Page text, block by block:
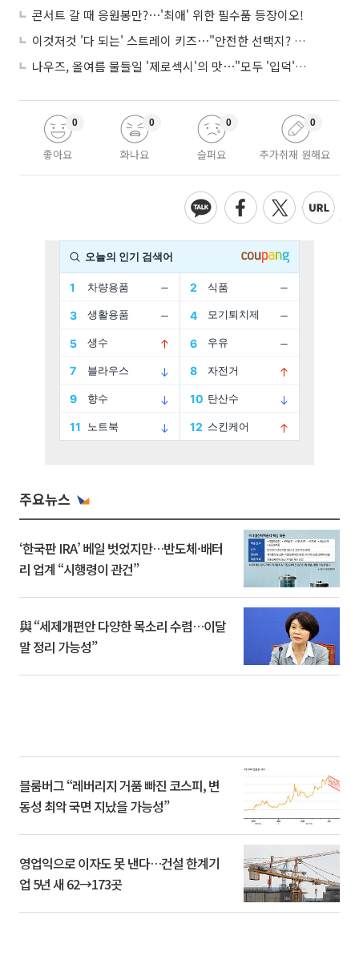
콘서트 갈 때 응원봉만?⋯'최애' 위한 필수품 등장이오!
이것저것 '다 되는' 스트레이 키즈⋯"안전한 선택지? 도전이 재밌죠"
나우즈, 올여름 물들일 '제로섹시'의 맛⋯"모두 '입덕'시킬 것"
좋아요
0
화나요
0
슬퍼요
0
추가취재 원해요
0
주요뉴스
‘한국판 IRA’ 베일 벗었지만…반도체·배터
리 업계 “시행령이 관건”
與 “세제개편안 다양한 목소리 수렴…이달
말 정리 가능성”
블룸버그 “레버리지 거품 빠진 코스피, 변
동성 최악 국면 지났을 가능성”
영업익으로 이자도 못 낸다…건설 한계기
업 5년 새 62→173곳